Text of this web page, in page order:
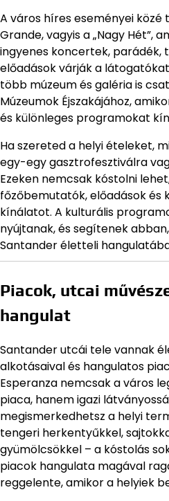
A város híres eseményei közé
Grande, vagyis a „Nagy Hét”,
ingyenes koncertek, parádék,
előadások várják a
több múzeum és galéria is
Múzeumok Éjszakájához,
és különleges programokat
Ha szereted a helyi ételeket,
egy-egy gasztrofesztiválra
Ezeken nemcsak kóstolni
főzőbemutatók, előadások és
kínálatot. A kulturális
nyújtanak, és segítenek
Santander életteli
Piacok, utcai
hangulat
Santander utcái tele vannak
alkotásaival és hangulatos
Esperanza nemcsak a város
piaca, hanem igazi
megismerkedhetsz a helyi
tengeri herkentyűkkel,
gyümölcsökkel – a kóstolás
piacok hangulata magával
reggelente, amikor a helyiek